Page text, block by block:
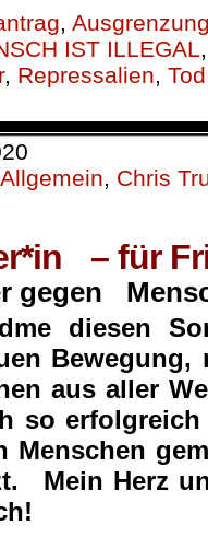
,
IST ILLEGAL
, Repressalien, Tod
Allgemein, Chris
– für
gegen
diesen
aus aller
so
Menschen
Mein Herz